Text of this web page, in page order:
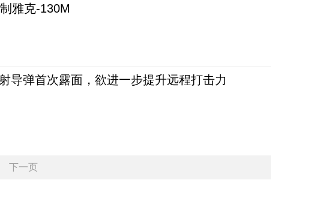
雅克-130M
导弹首次露面，欲进一步提升远程打击力
下一页